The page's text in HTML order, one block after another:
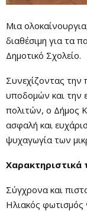
Μια
διαθέσιμη για τα
Δημοτικό Σχολείο.
Συνεχίζοντας την
υποδομών και την
πολιτών, ο Δήμος
ασφαλή και
ψυχαγωγία των
Χαρακτηριστικά
Σύγχρονα και
Ηλιακός φωτισμός